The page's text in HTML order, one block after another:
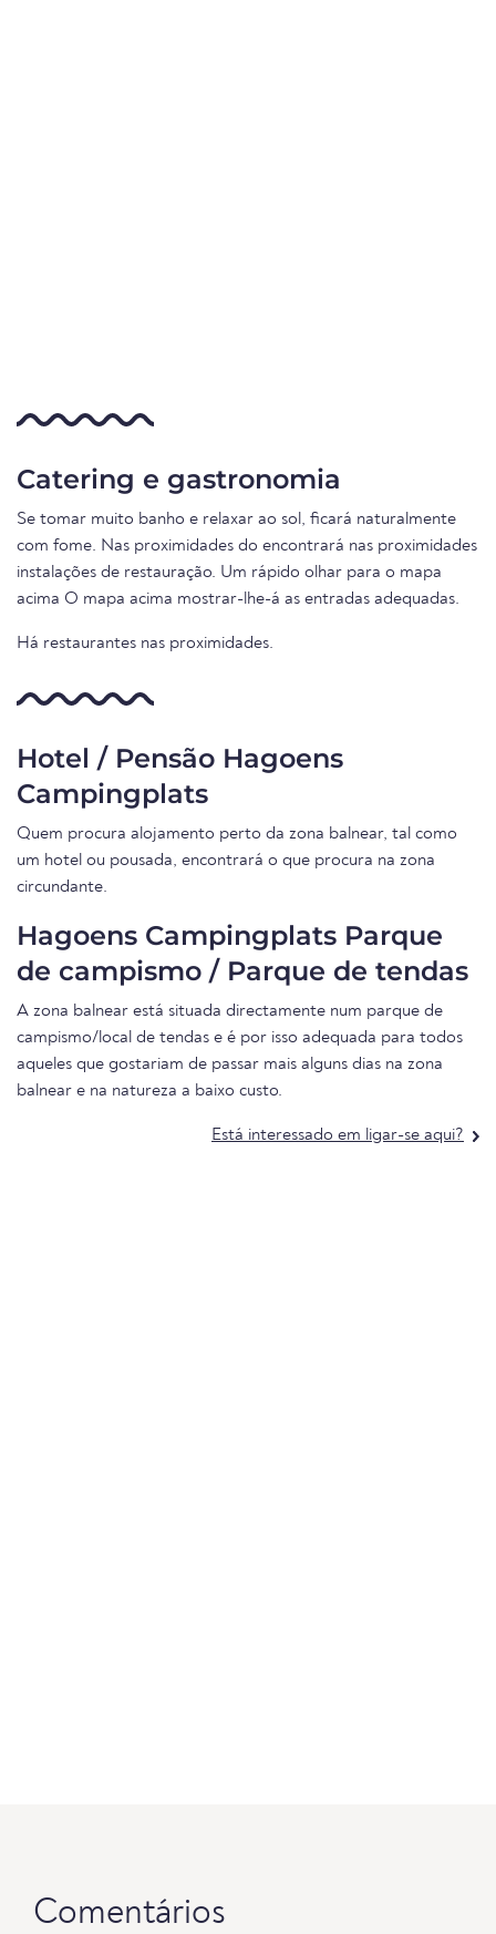
Catering e gastronomia
Se tomar muito banho e relaxar ao sol, ficará naturalmente
com fome. Nas proximidades do encontrará nas proximidades
instalações de restauração. Um rápido olhar para o mapa
acima O mapa acima mostrar-lhe-á as entradas adequadas.
Há restaurantes nas proximidades.
Hotel / Pensão Hagoens
Campingplats
Quem procura alojamento perto da zona balnear, tal como
um hotel ou pousada, encontrará o que procura na zona
circundante.
Hagoens Campingplats Parque
de campismo / Parque de tendas
A zona balnear está situada directamente num parque de
campismo/local de tendas e é por isso adequada para todos
aqueles que gostariam de passar mais alguns dias na zona
balnear e na natureza a baixo custo.
Está interessado em ligar-se aqui?
Comentários